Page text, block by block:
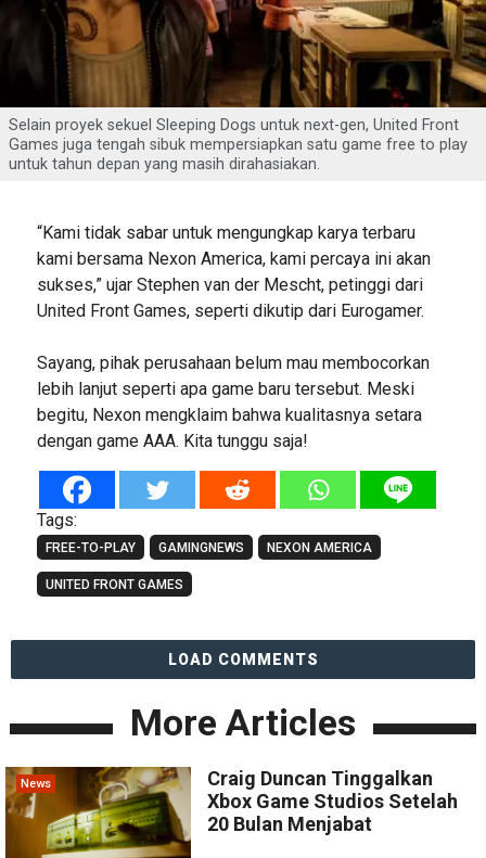
Selain proyek sekuel Sleeping Dogs untuk next-gen, United Front
Games juga tengah sibuk mempersiapkan satu game free to play
untuk tahun depan yang masih dirahasiakan.
“Kami tidak sabar untuk mengungkap karya terbaru
kami bersama Nexon America, kami percaya ini akan
sukses,” ujar Stephen van der Mescht, petinggi dari
United Front Games, seperti dikutip dari Eurogamer.
Sayang, pihak perusahaan belum mau membocorkan
lebih lanjut seperti apa game baru tersebut. Meski
begitu, Nexon mengklaim bahwa kualitasnya setara
dengan game AAA. Kita tunggu saja!
Tags:
FREE-TO-PLAY GAMINGNEWS NEXON AMERICA
UNITED FRONT GAMES
LOAD COMMENTS
More Articles
News
Craig Duncan Tinggalkan
Xbox Game Studios Setelah
20 Bulan Menjabat